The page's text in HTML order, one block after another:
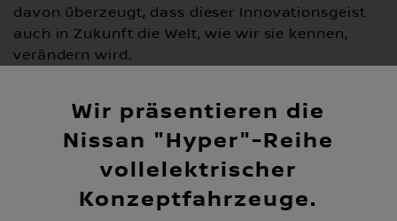
davon überzeugt, dass dieser Innovationsgeist
auch in Zukunft die Welt, wie wir sie kennen,
verändern wird.
Wir präsentieren die
Nissan "Hyper"-Reihe
vollelektrischer
Konzeptfahrzeuge.